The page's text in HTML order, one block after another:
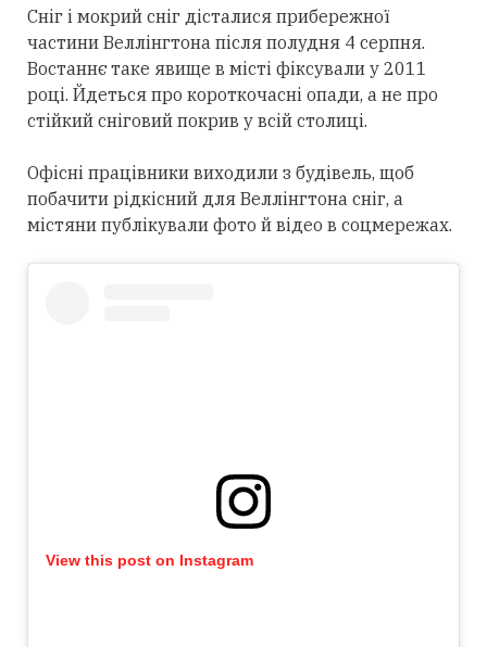
Сніг і мокрий сніг дісталися прибережної
частини Веллінгтона після полудня 4 серпня.
Востаннє таке явище в місті фіксували у 2011
році. Йдеться про короткочасні опади, а не про
стійкий сніговий покрив у всій столиці.
Офісні працівники виходили з будівель, щоб
побачити рідкісний для Веллінгтона сніг, а
містяни публікували фото й відео в соцмережах.
View this post on Instagram